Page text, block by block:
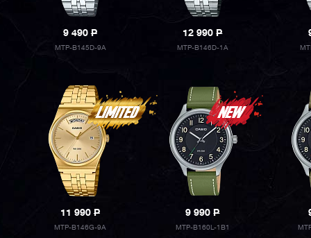
9 490P
MTP-B145D-9A
12 990P
MTP-B146D-1A
11 990P
MTP-B146G-9A
9 990P
MTP-B160L-1B1